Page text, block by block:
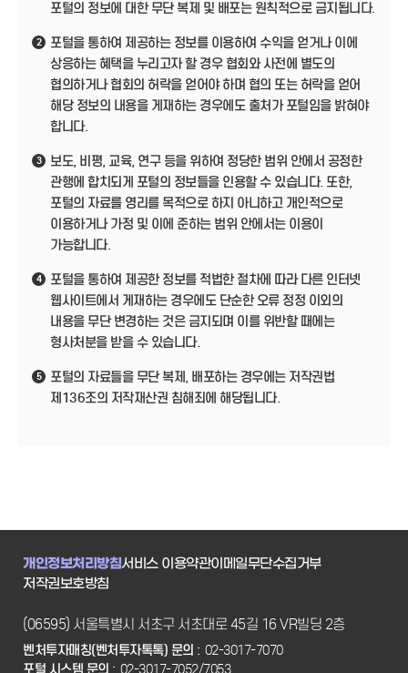
포털의 정보에 대한 무단 복제 및 배포는 원칙적으로 금지됩니다.
2
포털을 통하여 제공하는 정보를 이용하여 수익을 얻거나 이에
상응하는 혜택을 누리고자 할 경우 협회와 사전에 별도의
협의하거나 협회의 허락을 얻어야 하며 협의 또는 허락을 얻어
해당 정보의 내용을 게재하는 경우에도 출처가 포털임을 밝혀야
합니다.
3
보도, 비평, 교육, 연구 등을 위하여 정당한 범위 안에서 공정한
관행에 합치되게 포털의 정보들을 인용할 수 있습니다. 또한,
포털의 자료를 영리를 목적으로 하지 아니하고 개인적으로
이용하거나 가정 및 이에 준하는 범위 안에서는 이용이
가능합니다.
4
포털을 통하여 제공한 정보를 적법한 절차에 따라 다른 인터넷
웹사이트에서 게재하는 경우에도 단순한 오류 정정 이외의
내용을 무단 변경하는 것은 금지되며 이를 위반할 때에는
형사처분을 받을 수 있습니다.
5
포털의 자료들을 무단 복제, 배포하는 경우에는 저작권법
제136조의 저작재산권 침해죄에 해당됩니다.
개인정보처리방침서비스 이용약관이메일무단수집거부
저작권보호방침
(06595) 서울특별시 서초구 서초대로 45길 16 VR빌딩 2층
벤처투자매칭(벤처투자톡톡) 문의 : 02-3017-7070
포털 시스템 문의 : 02-3017-7052/7053